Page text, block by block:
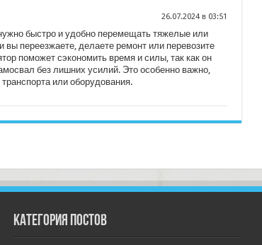
26.07.2024 в 03:51
быстро и удобно перемещать тяжелые или
переезжаете, делаете ремонт или перевозите
поможет сэкономить время и силы, так как он
без лишних усилий. Это особенно важно,
или оборудования.
Категория постов